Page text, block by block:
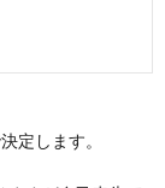
定します。